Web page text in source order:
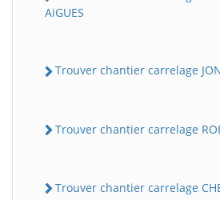
AiGUES
Trouver chantier carrelage
Trouver chantier carrelage
Trouver chantier carrelage